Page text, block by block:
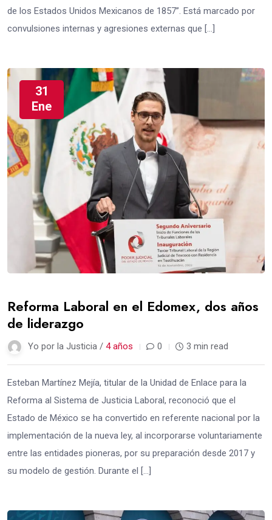
de los Estados Unidos Mexicanos de 1857”. Está marcado por
convulsiones internas y agresiones externas que […]
31
Ene
Reforma Laboral en el Edomex, dos años
de liderazgo
Yo por la Justicia / 4 años 0 3 min read
Esteban Martínez Mejía, titular de la Unidad de Enlace para la
Reforma al Sistema de Justicia Laboral, reconoció que el
Estado de México se ha convertido en referente nacional por la
implementación de la nueva ley, al incorporarse voluntariamente
entre las entidades pioneras, por su preparación desde 2017 y
su modelo de gestión. Durante el […]